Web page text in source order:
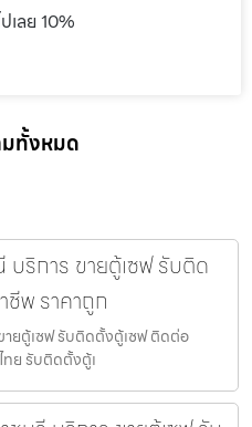
เลย 10%
ทั้งหมด
บริการ ขายตู้เซฟ รับติด
พ ราคาถูก
ยตู้เซฟ รับติดตั้งตู้เซฟ ติดต่อ
ย รับติดตั้งตู้เ